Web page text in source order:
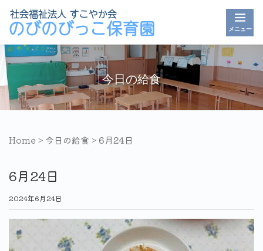
メニュー
今日の給食
Home> 今日の給食 > 6月24日
6月24日
2024年6月24日